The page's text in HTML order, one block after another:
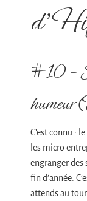
#10 –
C’est connu :
les micro
engranger des
fin d’année.
attends au